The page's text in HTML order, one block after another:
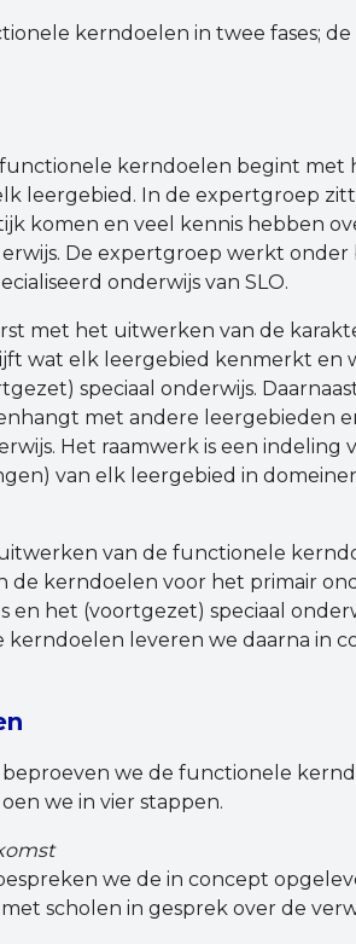
kerndoelen in twee fases;
kerndoelen begint met
leergebied. In de expertgroep
komen en veel kennis hebben
De expertgroep werkt onder
onderwijs van SLO.
met het uitwerken van de
wat elk leergebied kenmerkt en
speciaal onderwijs.
met andere leergebieden
Het raamwerk is een indeling
van elk leergebied in
van de functionele
de kerndoelen voor het primair
het (voortgezet) speciaal
leveren we daarna in
we de functionele
we in vier stappen.
we de in concept
scholen in gesprek over de